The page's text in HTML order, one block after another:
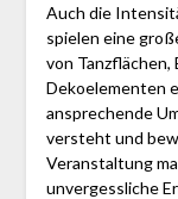
Auch die
spielen eine
von
Dekoelementen
ansprechende
versteht und
Veranstaltung
unvergessliche